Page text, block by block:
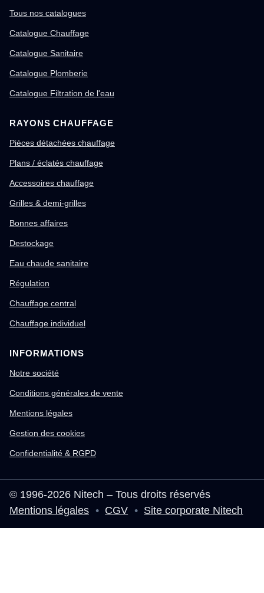
Tous nos catalogues
Catalogue Chauffage
Catalogue Sanitaire
Catalogue Plomberie
Catalogue Filtration de l'eau
RAYONS CHAUFFAGE
Pièces détachées chauffage
Plans / éclatés chauffage
Accessoires chauffage
Grilles & demi-grilles
Bonnes affaires
Destockage
Eau chaude sanitaire
Régulation
Chauffage central
Chauffage individuel
INFORMATIONS
Notre société
Conditions générales de vente
Mentions légales
Gestion des cookies
Confidentialité & RGPD
© 1996-2026 Nitech – Tous droits réservés
Mentions légales • CGV • Site corporate Nitech